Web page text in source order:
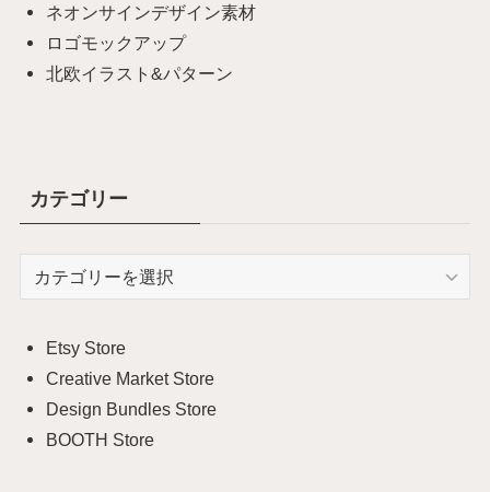
ネオンサインデザイン素材
ロゴモックアップ
北欧イラスト&パターン
カテゴリー
リ
ー
Etsy Store
Creative Market Store
Design Bundles Store
BOOTH Store